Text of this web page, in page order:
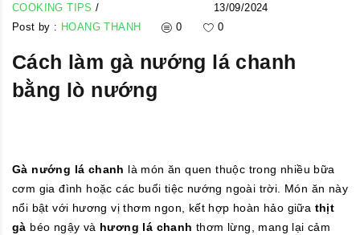
COOKING TIPS/
13/09/2024
Post by : HOANG THANH 0 0
Cách làm gà nướng lá chanh
bằng lò nướng
Gà nướng lá chanh là món ăn quen thuộc trong nhiều bữa
cơm gia đình hoặc các buổi tiệc nướng ngoài trời. Món ăn này
nổi bật với hương vị thơm ngon, kết hợp hoàn hảo giữa thịt
gà béo ngậy và hương lá chanh thơm lừng, mang lại cảm